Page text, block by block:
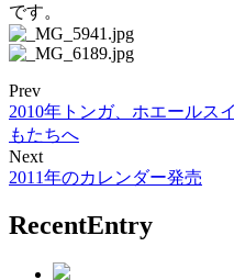
です。
Prev
2010年トンガ、ホエールス
もたちへ
Next
2011年のカレンダー発売
RecentEntry